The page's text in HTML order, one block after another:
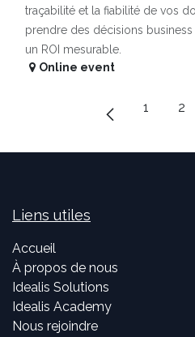
traçabilité et la fiabilité de vos
prendre des décisions
un ROI mesurable.
Online event
1 2
Liens utiles
Accueil
À propos de nous
Idealis Solutions
Idealis Academy
Nous rejoindre